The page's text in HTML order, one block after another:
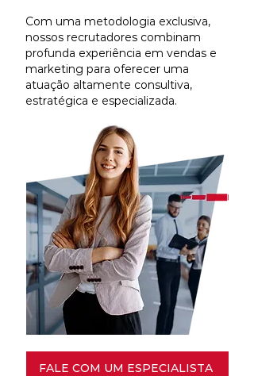
Com uma metodologia exclusiva,
nossos recrutadores combinam
profunda experiência em vendas e
marketing para oferecer uma
atuação altamente consultiva,
estratégica e especializada.
FALE COM UM ESPECIALISTA